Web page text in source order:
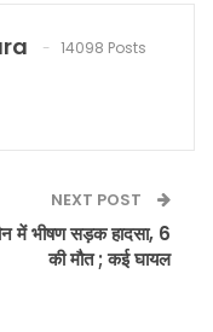
14098 Posts
NEXT POST
में भीषण सड़क हादसा, 6
की मौत ; कई घायल